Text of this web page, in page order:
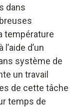
dans
température
d’un
système de
un travail
de cette tâche
temps de